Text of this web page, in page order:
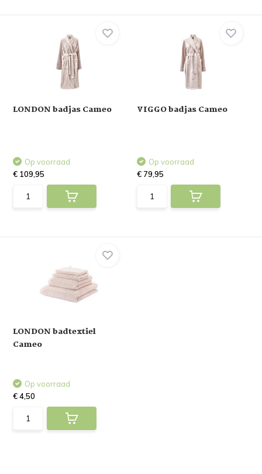
LONDON badjas Cameo
Op voorraad
€ 109,95
VIGGO badjas Cameo
Op voorraad
€ 79,95
LONDON badtextiel
Cameo
Op voorraad
€ 4,50